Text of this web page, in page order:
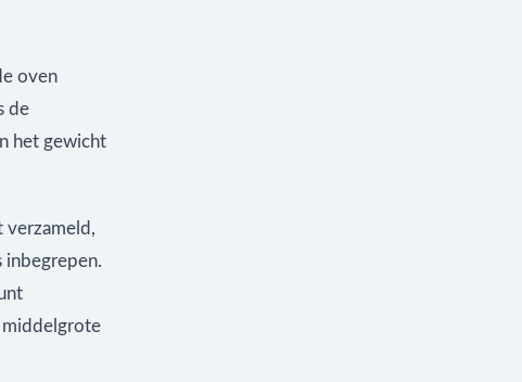
oven
de
het gewicht
verzameld,
inbegrepen.